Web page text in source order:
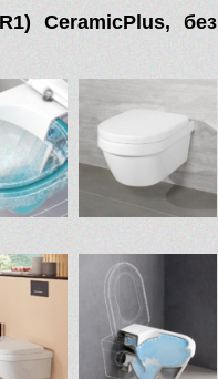
CeramicPlus, без